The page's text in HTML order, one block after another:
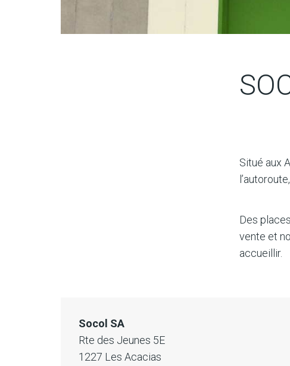
Situé aux
Des
vente et
accueillir.
Socol SA
Rte des Jeunes 5E
1227 Les Acacias